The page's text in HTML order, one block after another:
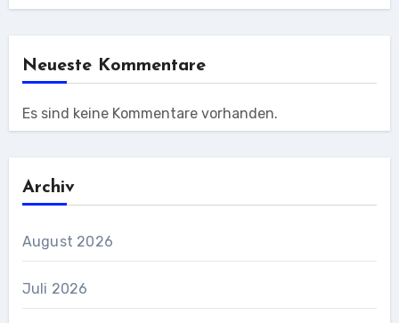
Neueste Kommentare
Es sind keine Kommentare vorhanden.
Archiv
August 2026
Juli 2026